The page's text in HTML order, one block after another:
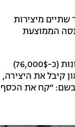
שתיים מיצירות
הממוצעת
האנינג נענה בחיוב להצעה, ואנשי המוזיאון סיפקו עבורו בנדיבות סכום של 532,000 קרונות (כ-76,000$)
קיבל את היצירה,
בשם: ״קח את הכסף